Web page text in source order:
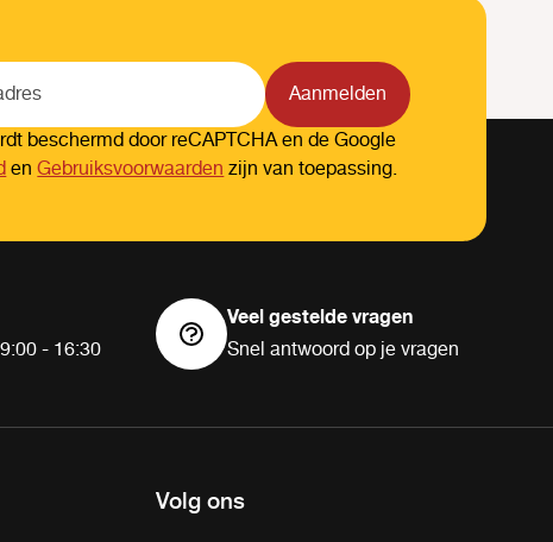
Aanmelden
beschermd door reCAPTCHA en de Google
enGebruiksvoorwaardenzijn van toepassing.
- 16:30
Veel gestelde vragen
Snel antwoord op je vragen
Volg ons